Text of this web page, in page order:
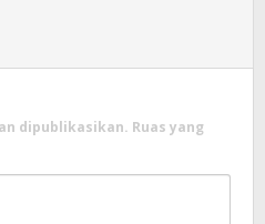
dipublikasikan. Ruas yang